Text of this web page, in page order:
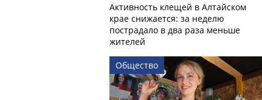
Активность клещей в Алтайском
крае снижается: за неделю
пострадало в два раза меньше
жителей
Общество